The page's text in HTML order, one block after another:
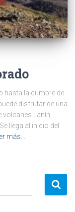
hasta la cumbre de
disfrutar de una
Lanín,
llega al inicio del
más…